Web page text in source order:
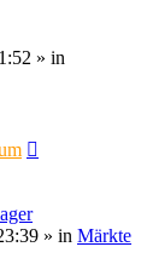
» in
» in Märkte